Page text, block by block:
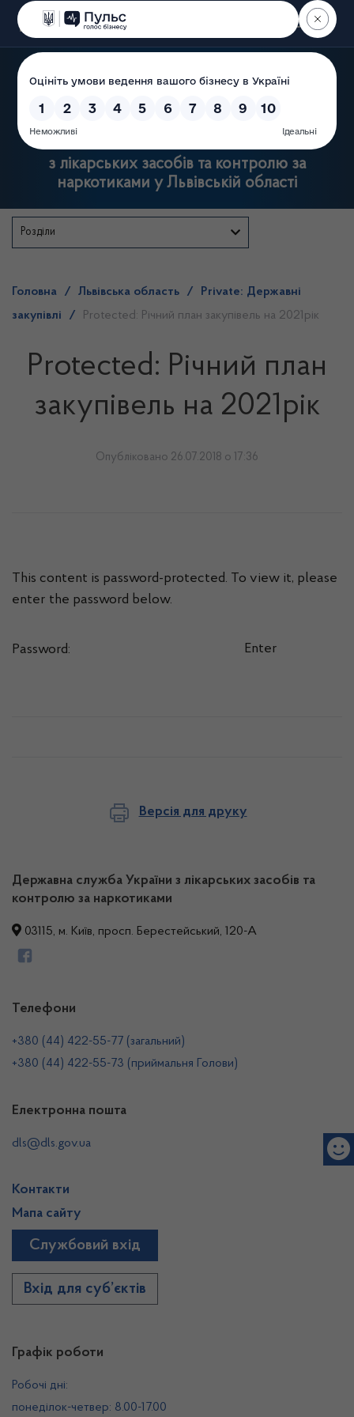
Пошук
з лікарських засобів та контролю за
наркотиками у Львівській області
Розділи
Головна / Львівська область /
Private: Державні
закупівлі
/ Protected: Річний план закупівель на 2021рік
Protected: Річний план
закупівель на 2021рік
Опубліковано 26.07.2018 о 17:36
This content is password-protected. To view it, please
enter the password below.
Password:
Версія для друку
Державна служба України з лікарських засобів та
контролю за наркотиками
03115, м. Київ, просп. Берестейський, 120-А
Графік роботи
Робочі дні:
понеділок-четвер: 8.00-17.00
Телефони
+380 (44) 422-55-77 (загальний)
+380 (44) 422-55-73 (приймальня Голови)
Електронна пошта
dls@dls.gov.ua
Контакти
Мапа сайту
Службовий вхід
Вхід для суб’єктів